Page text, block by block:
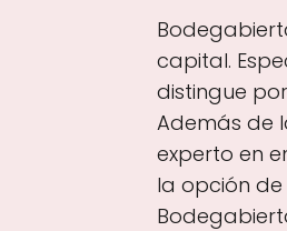
capital.
distingue
Además de
experto en
la opción